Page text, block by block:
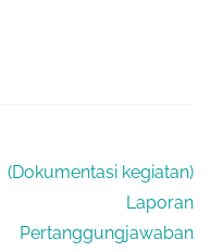
(Dokumentasi kegiatan)
Laporan
Pertanggungjawaban